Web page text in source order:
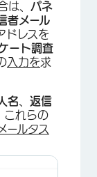
×
は、 パネ
者メール
ドレスを
ート調査
入力を求
名、 返信
これらの
ールタス